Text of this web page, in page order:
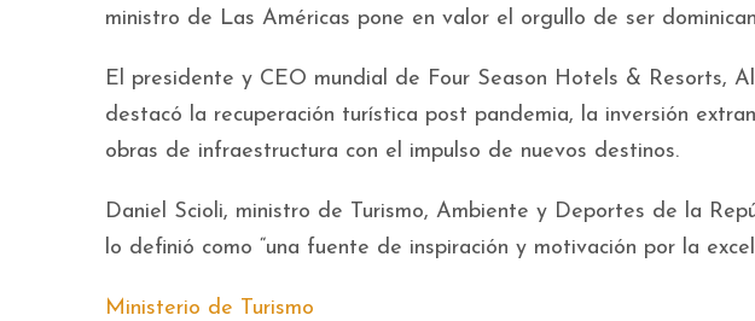
ministro de Las Américas pone en valor el orgullo de ser
El presidente y CEO mundial de Four Season Hotels & Resorts,
destacó la recuperación turística post pandemia, la inversión
obras de infraestructura con el impulso de nuevos destinos.
Daniel Scioli, ministro de Turismo, Ambiente y Deportes de la
lo definió como “una fuente de inspiración y motivación por la
Ministerio de Turismo